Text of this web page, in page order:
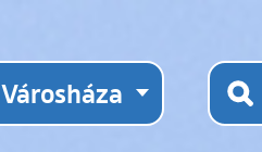
Városháza